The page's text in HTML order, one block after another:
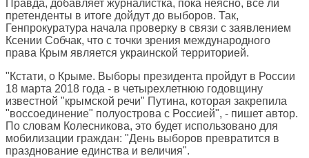
Правда, добавляет журналистка, пока неясно, все ли
претенденты в итоге дойдут до выборов. Так,
Генпрокуратура начала проверку в связи с заявлением
Ксении Собчак, что с точки зрения международного
права Крым является украинской территорией.
"Кстати, о Крыме. Выборы президента пройдут в России
18 марта 2018 года - в четырехлетнюю годовщину
известной "крымской речи" Путина, которая закрепила
"воссоединение" полуострова с Россией", - пишет автор.
По словам Колесникова, это будет использовано для
мобилизации граждан: "День выборов превратится в
празднование единства и величия".